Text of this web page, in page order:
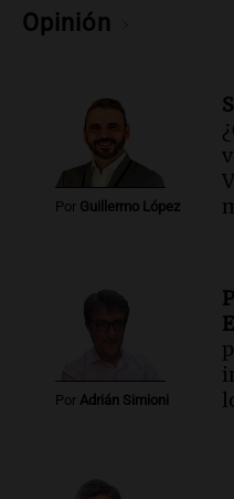
Audio.
qué crece el
Episodios
Audio.
la cooperativa
María
Tucumán:
públicas en 14
Episodios
Audio.Una
Panorama Federal
Opinión
Por Guillermo López
Por Adrián Simioni